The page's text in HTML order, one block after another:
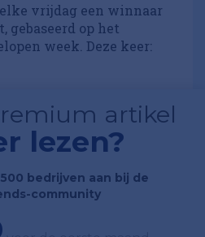
vrijdag een winnaar
gebaseerd op het
week. Deze keer:
artikel
lezen?
bedrijven aan bij de
community